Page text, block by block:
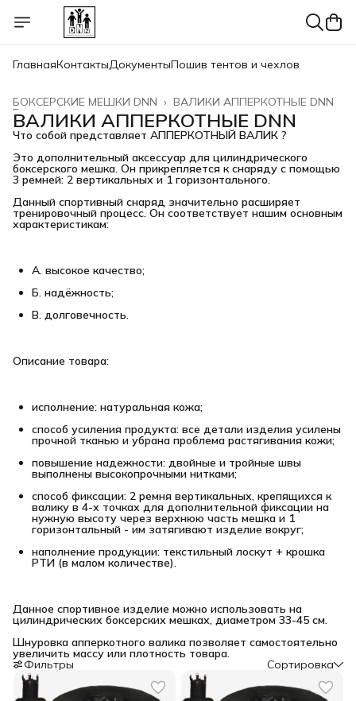
ГлавнаяКонтактыДокументыПошив тентов и чехлов
ВАЛИКИ АППЕРКОТНЫЕ DNN
БОКСЕРСКИЕ МЕШКИ DNN ›
Главная ›
ВАЛИКИ АППЕРКОТНЫЕ DNN
Что собой представляет АППЕРКОТНЫЙ ВАЛИК ?
Это дополнительный аксессуар для цилиндрического
боксерского мешка. Он прикрепляется к снаряду с помощью
3 ремней: 2 вертикальных и 1 горизонтального.
Данный спортивный снаряд значительно расширяет
тренировочный процесс. Он соответствует нашим основным
характеристикам:
А. высокое качество;
Б. надёжность;
В. долговечность.
Описание товара:
исполнение: натуральная кожа;
способ усиления продукта: все детали изделия усилены
прочной тканью и убрана проблема растягивания кожи;
повышение надежности: двойные и тройные швы
выполнены высокопрочными нитками;
способ фиксации: 2 ремня вертикальных, крепящихся к
валику в 4-х точках для дополнительной фиксации на
нужную высоту через верхнюю часть мешка и 1
горизонтальный - им затягивают изделие вокруг;
наполнение продукции: текстильный лоскут + крошка
РТИ (в малом количестве).
Данное спортивное изделие можно использовать на
цилиндрических боксерских мешках, диаметром 33-45 см.
Шнуровка апперкотного валика позволяет самостоятельно
увеличить массу или плотность товара.
Фильтры Сортировка